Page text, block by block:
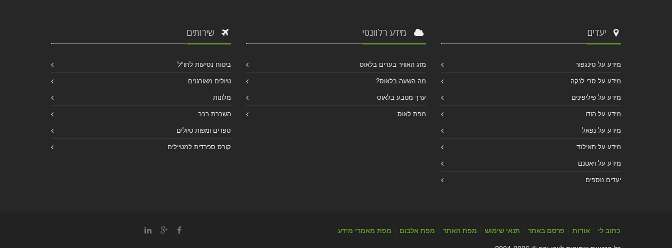
יעדים
מידע על סינגפור
מידע על סרי לנקה
מידע על פיליפינים
מידע על הודו
מידע על נפאל
מידע על תאילנד
מידע על ויאטנם
יעדים נוספים
מידע רלוונטי
מזג האוויר בערים בלאוס
מה השעה בלאוס?
ערך מטבע בלאוס
מפת לאוס
שירותים
ביטוח נסיעות לחו"ל
טיולים מאורגנים
מלונות
השכרת רכב
ספרים ומפות טיולים
קורס ספרדית למטיילים
כתוב לי אודות פרסם באתר תנאי שימוש מפת האתר מפת אלבום
מפת מאמרי מידע